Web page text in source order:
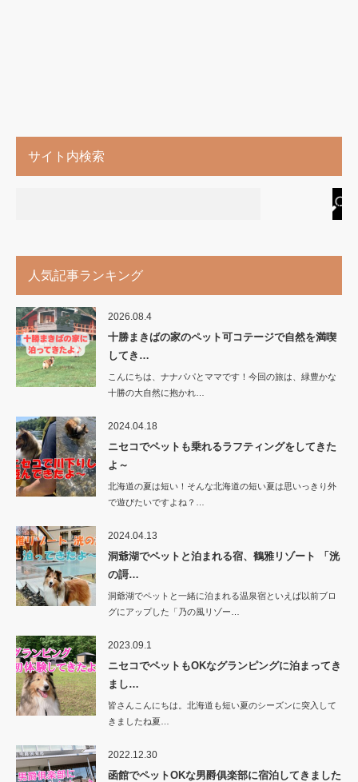
サイト内検索
人気記事ランキング
2026.08.4
十勝まきばの家のペット可コテージで自然を満喫
してき…
こんにちは、ナナパパとママです！今回の旅は、緑豊かな
十勝の大自然に抱かれ…
2024.04.18
ニセコでペットも乗れるラフティングをしてきた
よ～
北海道の夏は短い！そんな北海道の短い夏は思いっきり外
で遊びたいですよね？…
2024.04.13
洞爺湖でペットと泊まれる宿、鶴雅リゾート 「洸
の謌…
洞爺湖でペットと一緒に泊まれる温泉宿といえば以前ブロ
グにアップした「乃の風リゾー…
2023.09.1
ニセコでペットもOKなグランピングに泊まってき
まし…
皆さんこんにちは。北海道も短い夏のシーズンに突入して
きましたね夏…
2022.12.30
函館でペットOKな男爵俱楽部に宿泊してきました